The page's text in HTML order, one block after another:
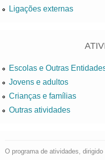
Ligações externas
Escolas e Outras
Jovens e adultos
Crianças e famílias
Outras atividades
O programa de atividades,